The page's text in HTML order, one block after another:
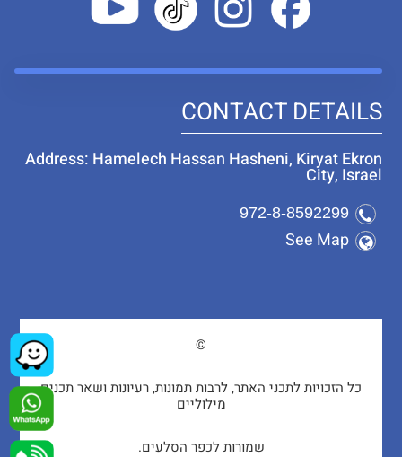
CONTACT DETAILS
Address: Hamelech Hassan Hasheni, Kiryat Ekron
City, Israel
972-8-8592299
See Map
©
כל הזכויות לתכני האתר, לרבות תמונות, רעיונות ושאר תכנים
מילוליים
שמורות לכפר הסלעים.